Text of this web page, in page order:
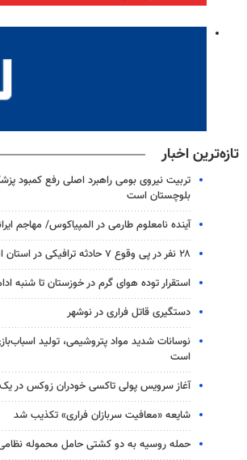
تازه‌ترین اخبار
تربیت نیروی بومی راهبرد اصلی رفع کمبود
بلوچستان است
آینده نامعلوم طارمی در المپیاکوس/ مهاجم
۲۸ نفر در پی وقوع ۷ حادثه ترافیکی در استان اصفهان مصدوم شدند
استقرار توده هوای گرم در خوزستان تا شنبه
دستگیری قاتل فراری در نوشهر
نوسانات شدید مواد پتروشیمی، تولید
است
آغاز سرویس پولی تاکسی خودران زوکس در یک
شایعه «معافیت سربازان فراری» تکذیب شد
حمله روسیه به دو کشتی حامل محموله نظامی